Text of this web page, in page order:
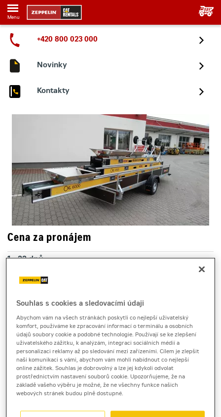
Menu
+420 800 023 000
Novinky
Kontakty
Cena za pronájem
1 - 22 dnů
738 Kč s DPH
23 a více dnů
610 Kč bez DPH
738 Kč s DPH
Kauce
5 000 Kč
přívěsný vozík
Souhlas s cookies a sledovacími údaji
Abychom vám na všech stránkách poskytli co nejlepší uživatelský
komfort, používáme ke zpracování informací o terminálu a osobních
údajů soubory cookie a podobné technologie. Používají se ke zlepšení
uživatelského zážitku, k analýzám, integraci sociálních médií a
personalizaci reklamy až po sledování mezi zařízeními. Cílem je zlepšit
naši komunikaci s vámi, abychom vám mohli nabídnout co nejlepší
online zážitek. Souhlas je dobrovolný a lze jej kdykoli odvolat
prostřednictvím nastavení souborů cookie. Upozorňujeme, že na
základě vašeho výběru je možné, že ne všechny funkce našich
webových stránek budou plně dostupné.